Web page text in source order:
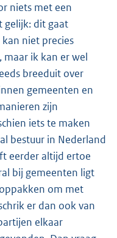
niets met een
gelijk: dit gaat
niet precies
ik kan er wel
breeduit over
gemeenten en
zijn
iets te maken
bestuur in Nederland
eerder altijd ertoe
bij gemeenten ligt
om met
er dan ook van
elkaar